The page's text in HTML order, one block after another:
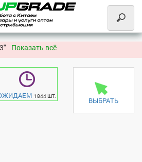
Показать всё
1844 ШТ. ВЫБРАТЬ